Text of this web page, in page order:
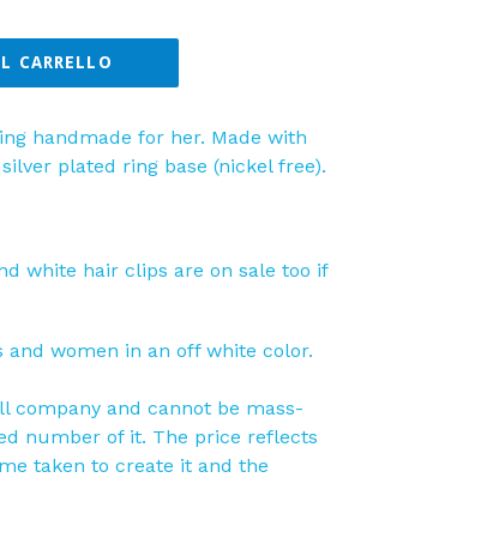
CARRELLO
handmade for her. Made with
plated ring base (nickel free).
white hair clips are on sale too if
women in an off white color.
company and cannot be mass-
number of it. The price reflects
taken to create it and the